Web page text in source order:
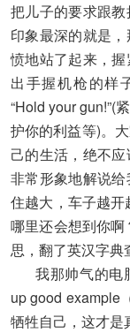
把儿子的要求跟
印象最深的就是
愤地站了起来，
出手握机枪的样
“Hold your gun!”(
护你的利益等)。
己的生活，绝不
非常形象地解说
住越大，车子越
哪里还会想到你
思，翻了英汉字典
我那帅气的电
up good example
牺牲自己，这才是